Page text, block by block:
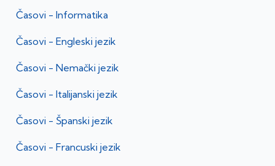
Časovi - Informatika
Časovi - Engleski jezik
Časovi - Nemački jezik
Časovi - Italijanski jezik
Časovi - Španski jezik
Časovi - Francuski jezik